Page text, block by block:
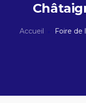
Accueil
Foire de